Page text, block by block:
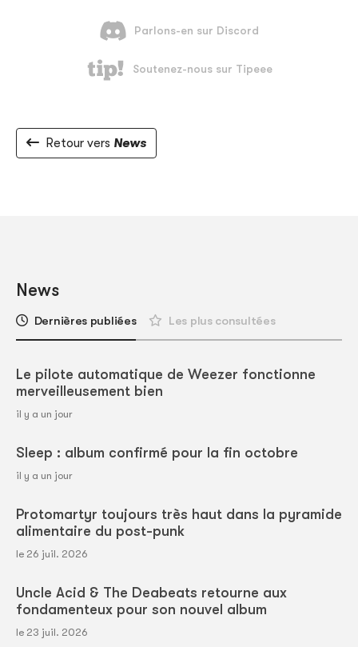
Retour vers News
News
Dernières publiées Les plus consultées
Le pilote automatique de Weezer fonctionne
merveilleusement bien
il y a un jour
Sleep : album confirmé pour la fin octobre
il y a un jour
Protomartyr toujours très haut dans la pyramide
alimentaire du post-punk
le 26 juil. 2026
Uncle Acid & The Deabeats retourne aux
fondamenteux pour son nouvel album
le 23 juil. 2026